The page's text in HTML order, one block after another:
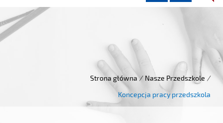
Strona główna / Nasze Przedszkole /
Koncepcja pracy przedszkola